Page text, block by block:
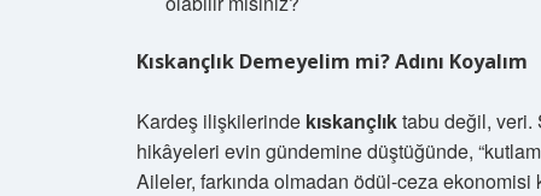
Kıskançlık Demeyelim mi? Adını Koyalım
Kardeş ilişkilerinde kıskançlıktabu değil, veri.
hikâyeleri evin gündemine düştüğünde,
Aileler, farkında olmadan ödül-ceza ekonomisi